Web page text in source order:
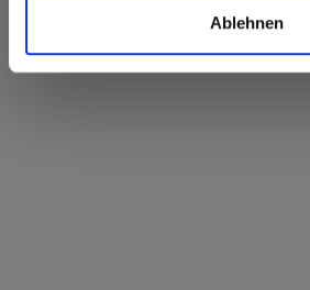
Ablehnen